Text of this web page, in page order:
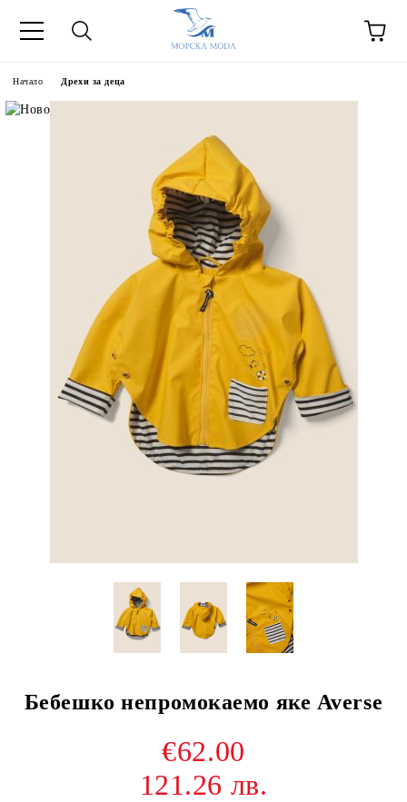
Начало Дрехи за деца
Бебешко непромокаемо яке Averse
€62.00
121.26 лв.